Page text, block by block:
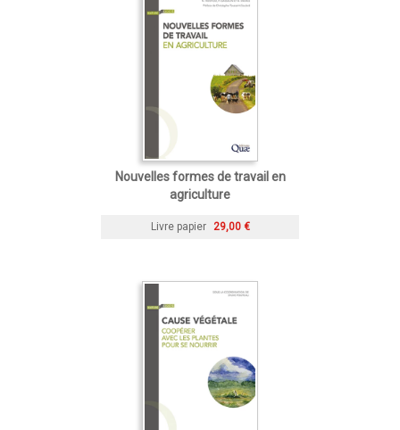
Nouvelles formes de travail en
agriculture
Livre papier 29,00 €